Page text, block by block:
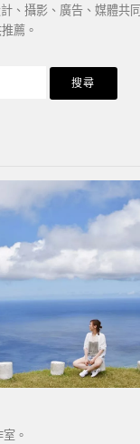
、攝影、廣告、媒體共
薦。
。